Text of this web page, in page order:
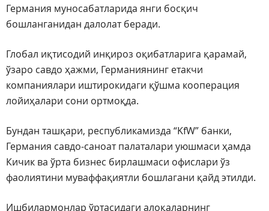
Германия муносабатларида янги босқич
бошланганидан далолат беради.
Глобал иқтисодий инқироз оқибатларига қарамай,
ўзаро савдо ҳажми, Германиянинг етакчи
компаниялари иштирокидаги қўшма кооперация
лойиҳалари сони ортмоқда.
Бундан ташқари, республикамизда “KfW” банки,
Германия савдо-саноат палаталари уюшмаси ҳамда
Кичик ва ўрта бизнес бирлашмаси офислари ўз
фаолиятини муваффақиятли бошлагани қайд этилди.
Ишбилармонлар ўртасидаги алоқаларнинг